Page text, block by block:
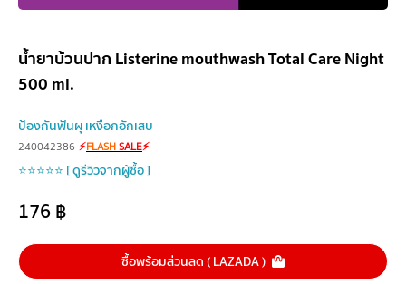
น้ำยาบ้วนปาก Listerine mouthwash Total Care Night
500 ml.
ป้องกันฟันผุ เหงือกอักเสบ
240042386 ⚡FLASHSALE⚡
⭐⭐⭐⭐⭐ [ ดูรีวิวจากผู้ซื้อ ]
176฿
ซื้อพร้อมส่วนลด ( LAZADA )